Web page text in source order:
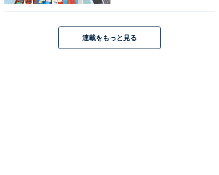
連載をもっと見る